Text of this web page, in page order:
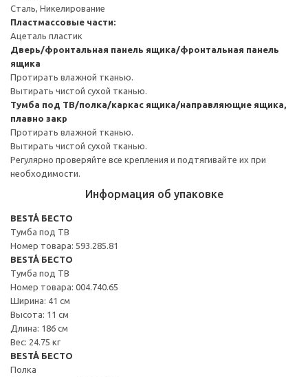
Сталь, Никелирование
Пластмассовые части:
Ацеталь пластик
Дверь/фронтальная панель ящика/фронтальная панель
ящика
Протирать влажной тканью.
Вытирать чистой сухой тканью.
Тумба под ТВ/полка/каркас ящика/направляющие ящика,
плавно закр
Протирать влажной тканью.
Вытирать чистой сухой тканью.
Регулярно проверяйте все крепления и подтягивайте их при
необходимости.
Информация об упаковке
BESTÅ БЕСТО
Тумба под ТВ
Номер товара: 593.285.81
BESTÅ БЕСТО
Тумба под ТВ
Номер товара: 004.740.65
Ширина: 41 см
Высота: 11 см
Длина: 186 см
Вес: 24.75 кг
BESTÅ БЕСТО
Полка